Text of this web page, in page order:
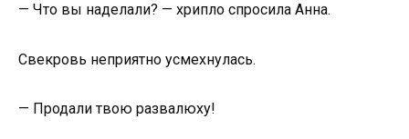
— Что вы наделали? — хрипло спросила Анна.
Свекровь неприятно усмехнулась.
— Продали твою развалюху!